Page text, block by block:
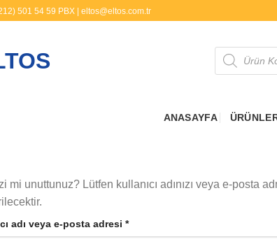
501 54 59 PBX | eltos@eltos.com.tr
Products
search
ANASAYFA
mi unuttunuz? Lütfen kullanıcı adınızı veya e-posta
adı veya e-posta adresi *Gerekli